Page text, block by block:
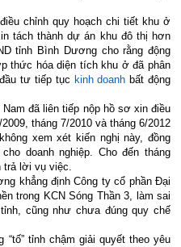
chỉnh quy hoạch chi tiết khu ở
tách thành dự án khu đô thị hơn
tỉnh Bình Dương cho rằng động
thức hóa diện tích khu ở đã phân
tư tiếp tục kinh doanh bất động
đã liên tiếp nộp hồ sơ xin điều
tháng 7/2010 và tháng 6/2012
xem xét kiến nghị này, đồng
doanh nghiệp. Cho đến tháng
trả lời vụ việc.
khẳng định Công ty cổ phần Đại
trong KCN Sóng Thần 3, làm sai
cũng như chưa đúng quy chế
“tố” tỉnh chậm giải quyết theo yêu